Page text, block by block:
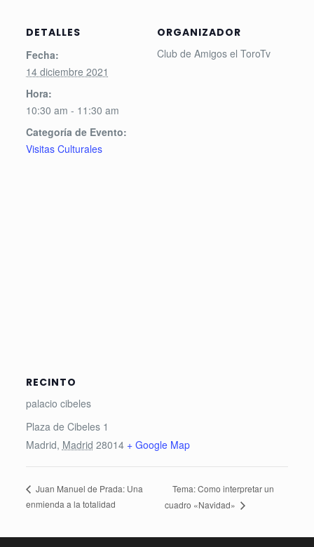
DETALLES
Fecha:
14 diciembre 2021
Hora:
10:30 am - 11:30 am
Categoría de Evento:
Visitas Culturales
ORGANIZADOR
Club de Amigos el ToroTv
RECINTO
palacio cibeles
Plaza de Cibeles 1
Madrid, Madrid 28014 + Google Map
Juan Manuel de Prada: Una
enmienda a la totalidad
Tema: Como interpretar un
cuadro «Navidad»